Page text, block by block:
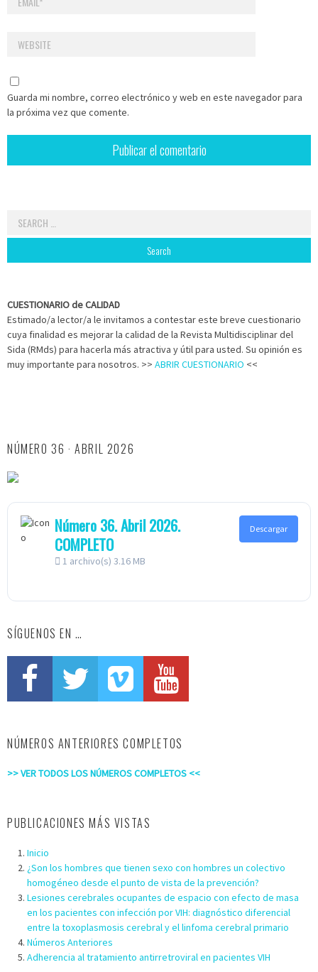
Guarda mi nombre, correo electrónico y web en este navegador para
la próxima vez que comente.
Search
CUESTIONARIO de CALIDAD
Estimado/a lector/a le invitamos a contestar este breve cuestionario
cuya finalidad es mejorar la calidad de la Revista Multidisciplinar del
Sida (RMds) para hacerla más atractiva y útil para usted. Su opinión es
muy importante para nosotros. >> ABRIR CUESTIONARIO <<
NÚMERO 36 · ABRIL 2026
Número 36. Abril 2026.
COMPLETO
1 archivo(s) 3.16 MB
Descargar
SÍGUENOS EN …
NÚMEROS ANTERIORES COMPLETOS
>> VER TODOS LOS NÚMEROS COMPLETOS <<
PUBLICACIONES MÁS VISTAS
Inicio
¿Son los hombres que tienen sexo con hombres un colectivo
homogéneo desde el punto de vista de la prevención?
Lesiones cerebrales ocupantes de espacio con efecto de masa
en los pacientes con infección por VIH: diagnóstico diferencial
entre la toxoplasmosis cerebral y el linfoma cerebral primario
Números Anteriores
Adherencia al tratamiento antirretroviral en pacientes VIH